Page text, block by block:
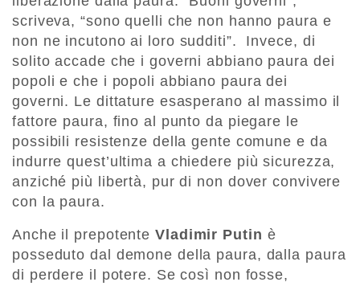
scriveva, “sono quelli che non hanno paura e
non ne incutono ai loro sudditi”. Invece, di
solito accade che i governi abbiano paura dei
popoli e che i popoli abbiano paura dei
governi. Le dittature esasperano al massimo il
fattore paura, fino al punto da piegare le
possibili resistenze della gente comune e da
indurre quest’ultima a chiedere più sicurezza,
anziché più libertà, pur di non dover convivere
con la paura.
Anche il prepotente Vladimir Putin è
posseduto dal demone della paura, dalla paura
di perdere il potere. Se così non fosse,